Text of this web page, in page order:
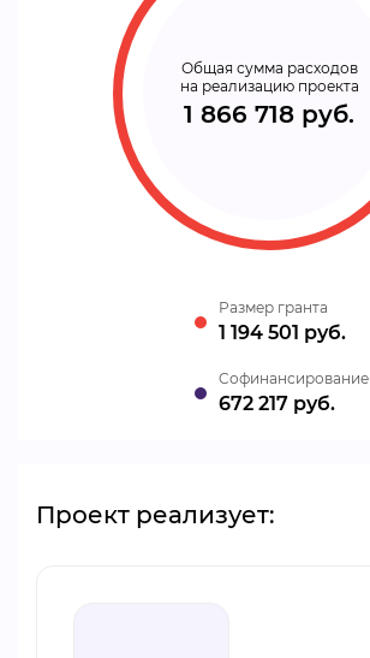
Общая сумма расходов
на реализацию проекта
1 866 718 руб.
Размер гранта
1 194 501 руб.
Cофинансирование
672 217 руб.
Проект реализует: